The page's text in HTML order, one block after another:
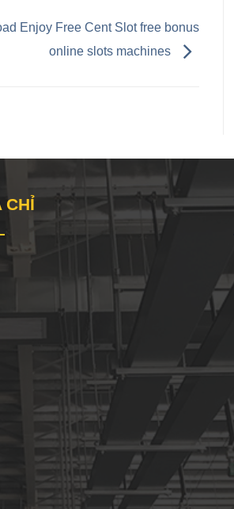
Enjoy Free Cent Slot free bonus
online slots machines
CHỈ